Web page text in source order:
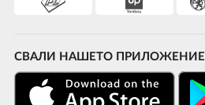
СВАЛИ НАШЕТО ПРИЛОЖЕНИЕ